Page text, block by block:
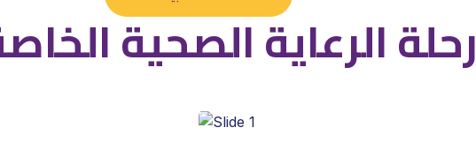
رحلة الرعاية الصحية